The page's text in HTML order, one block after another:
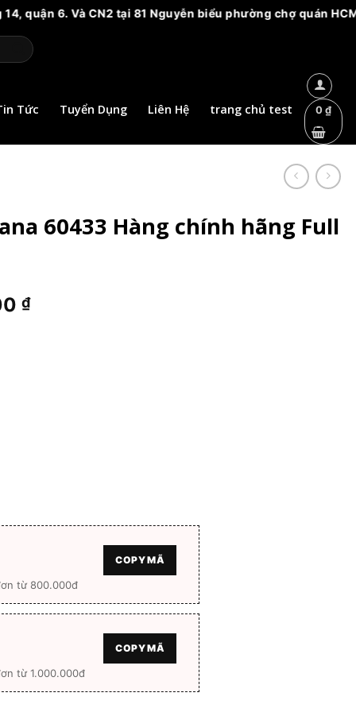
tại 81 Nguyễn biểu phường chợ quán HCM. Vui lòng cảnh
Tức Tuyển Dụng Liên Hệ trang chủ test 0₫
60433 Hàng chính hãng Full
₫.
₫Giá
từ 800.000đ
COPY MÃ
từ 1.000.000đ
COPY MÃ